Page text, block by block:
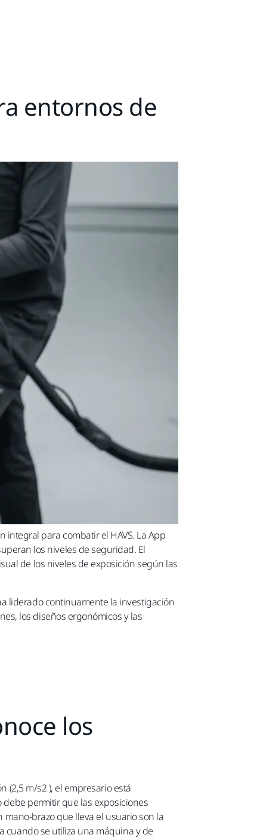
entornos de
para combatir el HAVS. La App
los niveles de seguridad. El
de los niveles de exposición según las
liderado continuamente la investigación
los diseños ergonómicos y las
los
(2,5 m/s2 ), el empresario está
permitir que las exposiciones
brazo que lleva el usuario son la
cuando se utiliza una máquina y de